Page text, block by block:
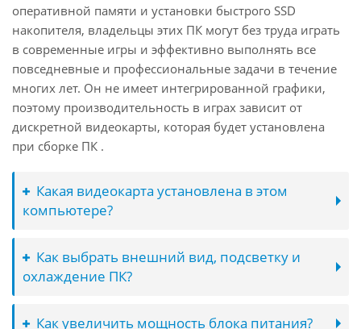
оперативной памяти и установки быстрого SSD
накопителя, владельцы этих ПК могут без труда играть
в современные игры и эффективно выполнять все
повседневные и профессиональные задачи в течение
многих лет. Он не имеет интегрированной графики,
поэтому производительность в играх зависит от
дискретной видеокарты, которая будет установлена
при сборке ПК .
Какая видеокарта установлена в этом
компьютере?
Как выбрать внешний вид, подсветку и
охлаждение ПК?
Как увеличить мощность блока питания?